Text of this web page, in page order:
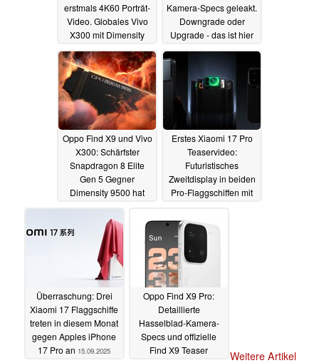
erstmals 4K60 Porträt-
Video. Globales Vivo
X300 mit Dimensity
16.09.2025
Kamera-Specs geleakt.
Downgrade oder
Upgrade - das ist hier
16.09.2025
Oppo Find X9 und Vivo
X300: Schärfster
Snapdragon 8 Elite
Gen 5 Gegner
Dimensity 9500 hat
Launchtermin16.09.2025
Erstes Xiaomi 17 Pro
Teaservideo:
Futuristisches
Zweitdisplay in beiden
Pro-Flaggschiffen mit
Überraschung: Drei
Xiaomi 17 Flaggschiffe
treten in diesem Monat
gegen Apples iPhone
17 Pro an 15.09.2025
Oppo Find X9 Pro:
Detaillierte
Hasselblad-Kamera-
Specs und offizielle
Find X9 Teaser
Weitere Artikel